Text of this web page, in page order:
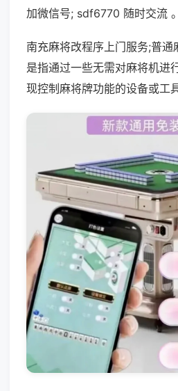
加微信号; sdf6770 随时交流 。
南充麻将改程序上门服务;普
是指通过一些无需对麻将机进
现控制麻将牌功能的设备或工具